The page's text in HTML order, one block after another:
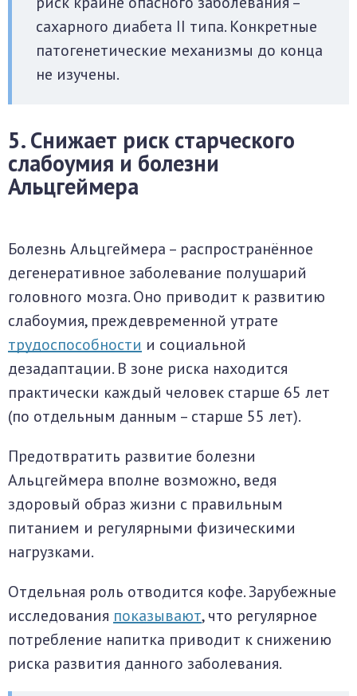
сахарного диабета II типа. Конкретные
патогенетические механизмы до конца
не изучены.
5. Снижает риск старческого
слабоумия и болезни
Альцгеймера
Болезнь Альцгеймера – распространённое
дегенеративное заболевание полушарий
головного мозга. Оно приводит к развитию
слабоумия, преждевременной утрате
трудоспособности и социальной
дезадаптации. В зоне риска находится
практически каждый человек старше 65 лет
(по отдельным данным – старше 55 лет).
Предотвратить развитие болезни
Альцгеймера вполне возможно, ведя
здоровый образ жизни с правильным
питанием и регулярными физическими
нагрузками.
Отдельная роль отводится кофе. Зарубежные
исследования показывают, что регулярное
потребление напитка приводит к снижению
риска развития данного заболевания.